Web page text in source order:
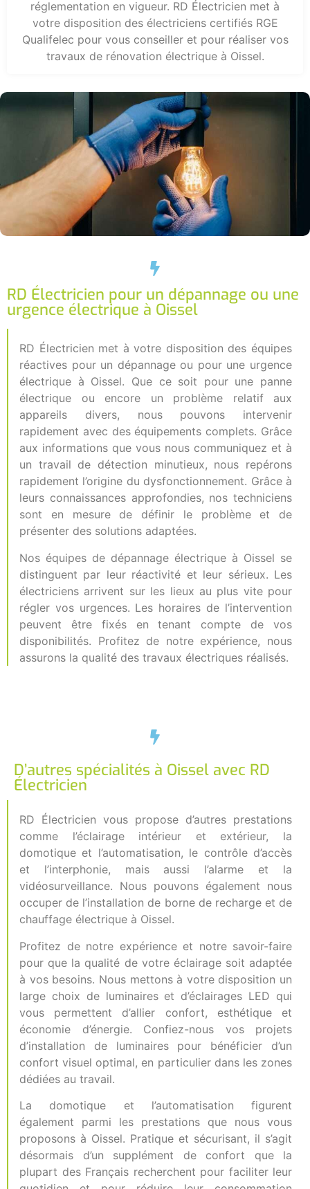
réglementation en vigueur. RD Électricien met à
votre disposition des électriciens certifiés RGE
Qualifelec pour vous conseiller et pour réaliser vos
travaux de rénovation électrique à Oissel.
RD Électricien pour un dépannage ou une
urgence électrique à Oissel
RD Électricien met à votre disposition des équipes
réactives pour un dépannage ou pour une urgence
électrique à Oissel. Que ce soit pour une panne
électrique ou encore un problème relatif aux
appareils divers, nous pouvons intervenir
rapidement avec des équipements complets. Grâce
aux informations que vous nous communiquez et à
un travail de détection minutieux, nous repérons
rapidement l’origine du dysfonctionnement. Grâce à
leurs connaissances approfondies, nos techniciens
sont en mesure de définir le problème et de
présenter des solutions adaptées.
Nos équipes de dépannage électrique à Oissel se
distinguent par leur réactivité et leur sérieux. Les
électriciens arrivent sur les lieux au plus vite pour
régler vos urgences. Les horaires de l’intervention
peuvent être fixés en tenant compte de vos
disponibilités. Profitez de notre expérience, nous
assurons la qualité des travaux électriques réalisés.
D’autres spécialités à Oissel avec RD
Électricien
RD Électricien vous propose d’autres prestations
comme l’éclairage intérieur et extérieur, la
domotique et l’automatisation, le contrôle d’accès
et l’interphonie, mais aussi l’alarme et la
vidéosurveillance. Nous pouvons également nous
occuper de l’installation de borne de recharge et de
chauffage électrique à Oissel.
Profitez de notre expérience et notre savoir-faire
pour que la qualité de votre éclairage soit adaptée
à vos besoins. Nous mettons à votre disposition un
large choix de luminaires et d’éclairages LED qui
vous permettent d’allier confort, esthétique et
économie d’énergie. Confiez-nous vos projets
d’installation de luminaires pour bénéficier d’un
confort visuel optimal, en particulier dans les zones
dédiées au travail.
La domotique et l’automatisation figurent
également parmi les prestations que nous vous
proposons à Oissel. Pratique et sécurisant, il s’agit
désormais d’un supplément de confort que la
plupart des Français recherchent pour faciliter leur